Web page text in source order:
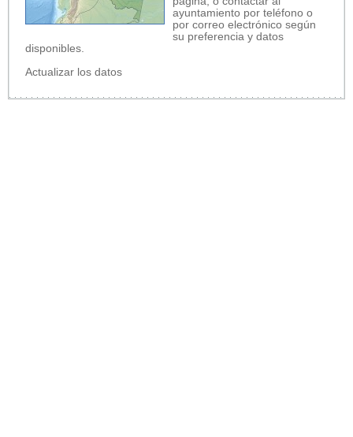
ayuntamiento por teléfono o
por correo electrónico según
su preferencia y datos
disponibles.
Actualizar los datos